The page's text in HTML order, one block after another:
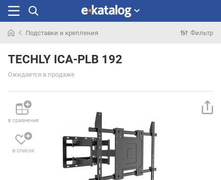
раньше
Подставки и крепления Фильтр
TECHLY ICA-PLB 192
Ожидается в продаже
в сравнение
в список